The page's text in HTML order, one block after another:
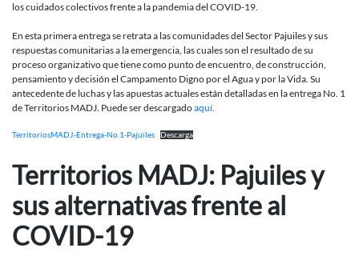
frente
COVID-
19
los cuidados colectivos frente a la pandemia del COVID-19.
En esta primera entrega se retrata a las comunidades del Sector Pajuiles y sus
respuestas comunitarias a la emergencia, las cuales son el resultado de su
proceso organizativo que tiene como punto de encuentro, de construcción,
pensamiento y decisión el Campamento Digno por el Agua y por la Vida. Su
antecedente de luchas y las apuestas actuales están detalladas en la entrega No. 1
de Territorios MADJ. Puede ser descargadoaquí.
TerritoriosMADJ.-Entrega-No.1-Pajuiles Descarga
Territorios MADJ: Pajuiles y
sus alternativas frente al
COVID-19